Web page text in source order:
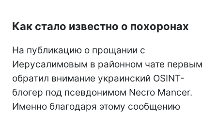
Как стало известно о похоронах
На публикацию о прощании с
Иерусалимовым в районном чате первым
обратил внимание украинский OSINT-
блогер под псевдонимом Necro Mancer.
Именно благодаря этому сообщению